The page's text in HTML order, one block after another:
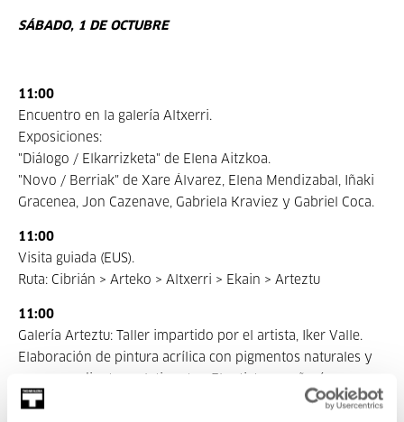
SÁBADO, 1 DE OCTUBRE
11:00
Encuentro en la galería Altxerri.
Exposiciones:
"Diálogo / Elkarrizketa" de Elena Aitzkoa.
"Novo / Berriak" de Xare Álvarez, Elena Mendizabal, Iñaki
Gracenea, Jon Cazenave, Gabriela Kraviez y Gabriel Coca.
11:00
Visita guiada (EUS).
Ruta: Cibrián > Arteko > Altxerri > Ekain > Arteztu
11:00
Galería Arteztu: Taller impartido por el artista, Iker Valle.
Elaboración de pintura acrílica con pigmentos naturales y
elaborar acrílicos y nos hablará de sus investigaciones en